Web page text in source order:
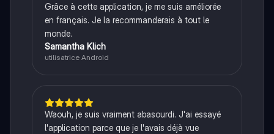
Grâce à cette application, je me suis améliorée
en français. Je la recommanderais à tout le
monde.
Samantha Klich
utilisatrice Android
Waouh, je suis vraiment abasourdi. J'ai essayé
l'application parce que je l'avais déjà vue